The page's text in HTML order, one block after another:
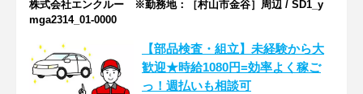
株式会社エンクルー ※勤務地：［村山市金谷］周辺 / SD1_y
mga2314_01-0000
【部品検査・組立】未経験から大
歓迎★時給1080円=効率よく稼ご
っ！週払いも相談可